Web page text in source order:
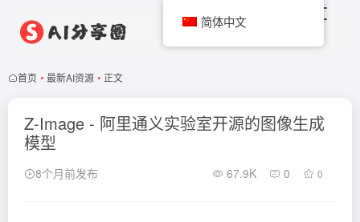
首页 • 最新AI资源 • 正文
Z-Image - 阿里通义实验室开源的图像生成
模型
8个月前发布 67.9K 0 0
简体中文